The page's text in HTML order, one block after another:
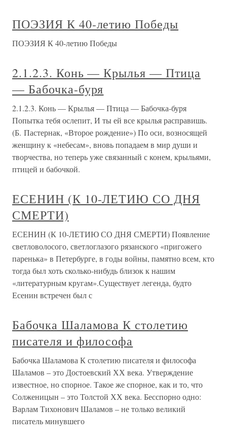
ПОЭЗИЯ К 40-летию Победы
ПОЭЗИЯ К 40-летию Победы
2.1.2.3. Конь — Крылья — Птица
— Бабочка-буря
2.1.2.3. Конь — Крылья — Птица — Бабочка-буря
Попытка тебя ослепит, И ты ей все крылья расправишь.
(Б. Пастернак, «Второе рождение») По оси, возносящей
женщину к «небесам», вновь попадаем в мир души и
творчества, но теперь уже связанный с конем, крыльями,
птицей и бабочкой.
ЕСЕНИН (К 10-ЛЕТИЮ СО ДНЯ
СМЕРТИ)
ЕСЕНИН (К 10-ЛЕТИЮ СО ДНЯ СМЕРТИ) Появление
светловолосого, светлоглазого рязанского «пригожего
паренька» в Петербурге, в годы войны, памятно всем, кто
тогда был хоть сколько-нибудь близок к нашим
«литературным кругам».Существует легенда, будто
Есенин встречен был с
Бабочка Шаламова К столетию
писателя и философа
Бабочка Шаламова К столетию писателя и философа
Шаламов – это Достоевский ХХ века. Утверждение
известное, но спорное. Такое же спорное, как и то, что
Солженицын – это Толстой ХХ века. Бесспорно одно:
Варлам Тихонович Шаламов – не только великий
писатель минувшего